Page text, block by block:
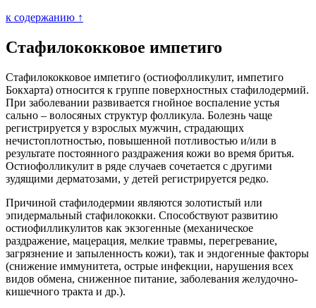
к содержанию ↑
Стафилококковое импетиго
Стафилококковое импетиго (остиофолликулит, импетиго
Бокхарта) относится к группе поверхностных стафилодермий.
При заболевании развивается гнойное воспаление устья
сально – волосяных структур фолликула. Болезнь чаще
регистрируется у взрослых мужчин, страдающих
нечистоплотностью, повышенной потливостью и/или в
результате постоянного раздражения кожи во время бритья.
Остиофолликулит в ряде случаев сочетается с другими
зудящими дерматозами, у детей регистрируется редко.
Причиной стафилодермии являются золотистый или
эпидермальный стафилококки. Способствуют развитию
остиофилликулитов как экзогенные (механическое
раздражение, мацерация, мелкие травмы, перегревание,
загрязнение и запыленность кожи), так и эндогенные факторы
(снижение иммунитета, острые инфекции, нарушения всех
видов обмена, сниженное питание, заболевания желудочно-
кишечного тракта и др.).